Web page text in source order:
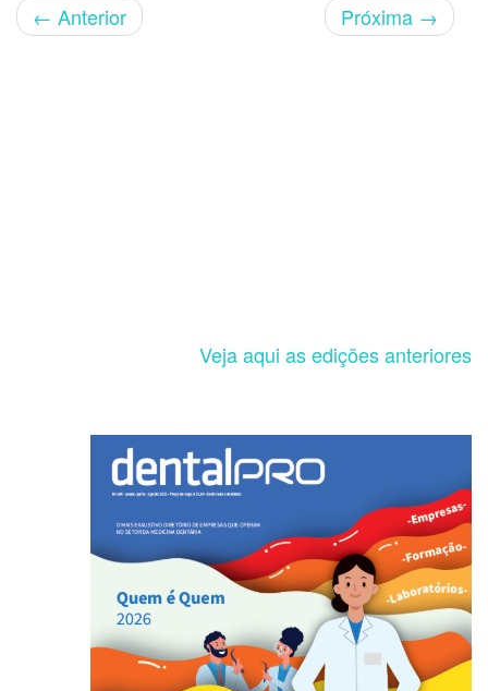
← Anterior Próxima →
Veja aqui as edições anteriores